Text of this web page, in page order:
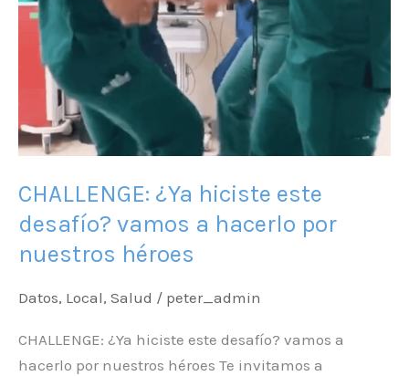
CHALLENGE: ¿Ya hiciste este
desafío? vamos a hacerlo por
nuestros héroes
Datos, Local, Salud / peter_admin
CHALLENGE: ¿Ya hiciste este desafío? vamos a
hacerlo por nuestros héroes Te invitamos a